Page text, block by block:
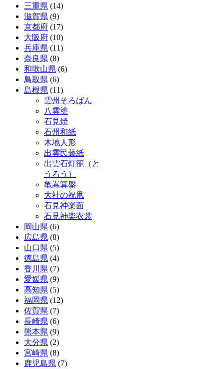
三重県 (14)
滋賀県 (9)
京都府 (17)
大阪府 (10)
兵庫県 (11)
奈良県 (8)
和歌山県 (6)
鳥取県 (6)
島根県 (11)
雲州そろばん
八雲塗
石見焼
石州和紙
木地人形
出雲民藝紙
出雲石灯籠（と
うろう）
亀嵩算盤
大社の祝凧
石見神楽面
石見神楽衣裳
岡山県 (6)
広島県 (8)
山口県 (5)
徳島県 (4)
香川県 (7)
愛媛県 (9)
高知県 (5)
福岡県 (12)
佐賀県 (7)
長崎県 (6)
熊本県 (9)
大分県 (2)
宮崎県 (8)
鹿児島県 (7)